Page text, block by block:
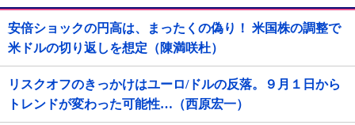
安倍ショックの円高は、まったくの偽り！ 米国株の調整で
米ドルの切り返しを想定（陳満咲杜）
リスクオフのきっかけはユーロ/ドルの反落。９月１日から
トレンドが変わった可能性…（西原宏一）